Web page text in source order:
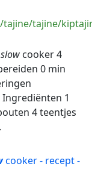
tajine/
slow cooker 4
0 min
1
4 teentjes
cooker - recept -